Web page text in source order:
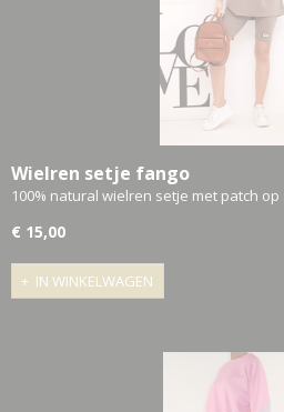
Wielren setje fango
100% natural wielren setje met patch
€ 15,00
IN WINKELWAGEN